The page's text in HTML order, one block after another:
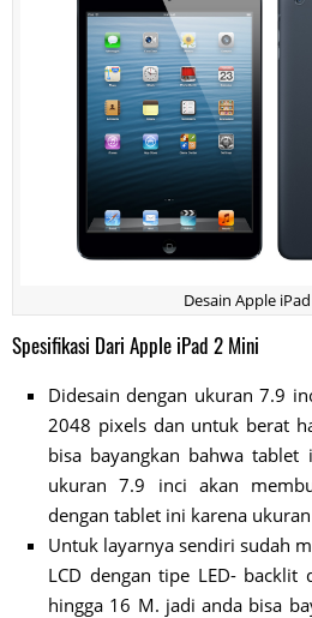
Desain Apple
Spesifikasi Dari Apple iPad 2 Mini
Didesain dengan ukuran 7.9
2048 pixels dan untuk berat
bisa bayangkan bahwa
ukuran 7.9 inci akan
dengan tablet ini karena
Untuk layarnya sendiri sudah
LCD dengan tipe LED- backlit
hingga 16 M. jadi anda bisa